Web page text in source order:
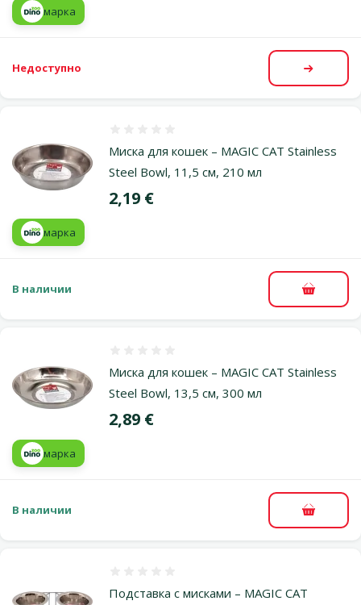
марка
Недоступно
Миска для кошек – MAGIC CAT Stainless
Steel Bowl, 11,5 см, 210 мл
Цена
2,19 €
марка
В наличии В
Миска для кошек – MAGIC CAT Stainless
Steel Bowl, 13,5 см, 300 мл
Цена
2,89 €
марка
В наличии В
Подставка с мисками – MAGIC CAT